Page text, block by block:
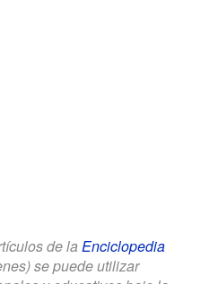
de la Enciclopedia
se puede utilizar